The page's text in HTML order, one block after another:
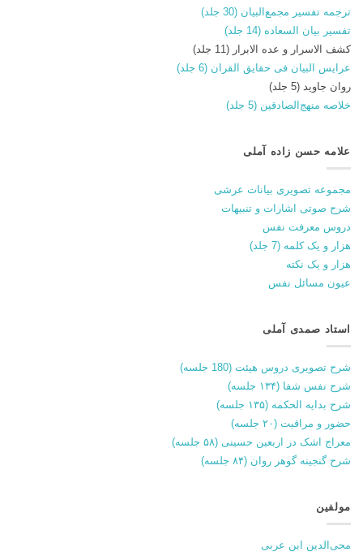
ترجمه تفسیر مجمع‌البیان (30 جلد)
تفسیر بیان السعاده (14 جلد)
کشف الاسرار و عده الابرار (11 جلد)
عرایس البیان فی حقایق القران (6 جلد)
روان جاوید (5 جلد)
خلاصه منهج‌الصادقین (5 جلد)
علامه حسن زاده آملی
مجموعه تصویری بیانات عرشی
شرح صوتی اشارات و تنبیهات
دروس معرفت نفس
هزار و یک کلمه (7 جلد)
هزار و یک نکته
عیون مسائل نفس
استاد صمدی آملی
شرح تصویری دروس هیئت (180 جلسه)
شرح نفس شفا (۱۳۴ جلسه)
شرح بدایه الحکمه (۱۳۵ جلسه)
حضور و مراقبت (۲۰ جلسه)
معراج اشک در اربعین حسینی (۵۸ جلسه)
شرح گنجینه گوهر روان (۸۴ جلسه)
مولفین
محی‌الدین ابن عربی